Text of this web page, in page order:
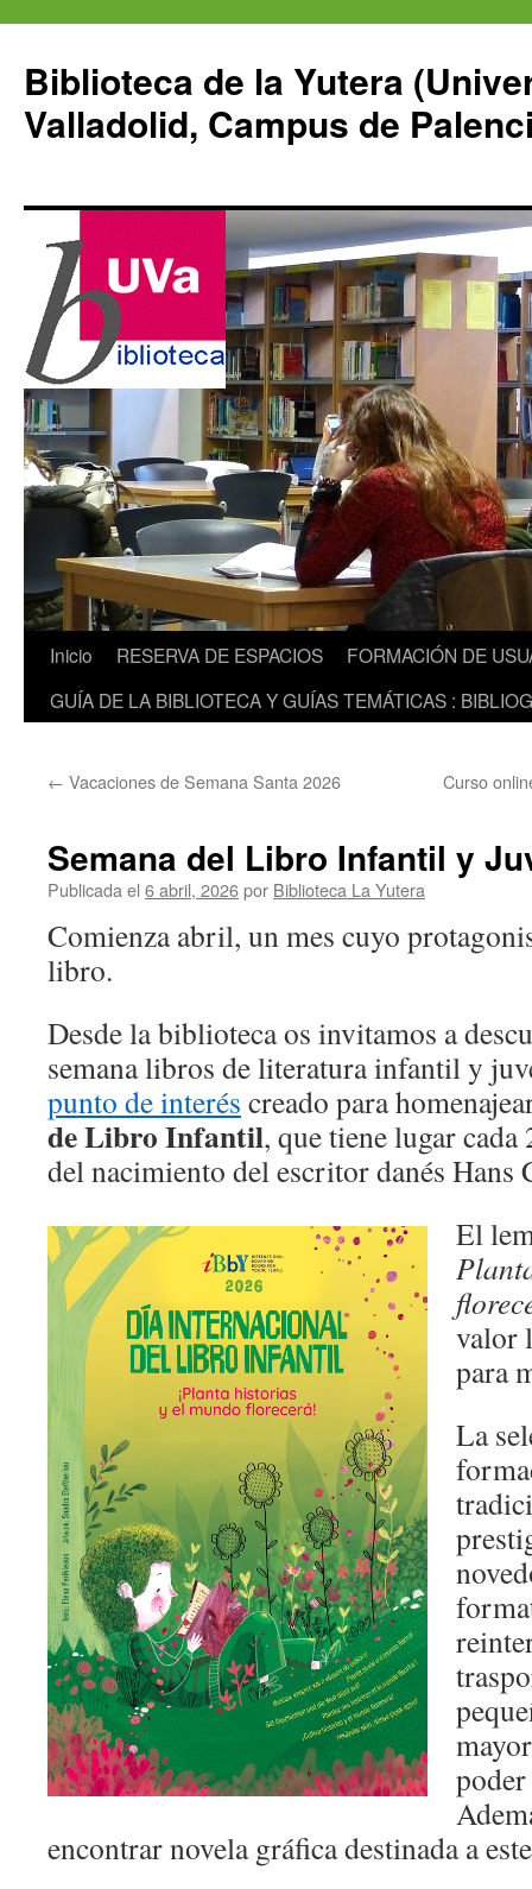
contenido
Biblioteca de la Yutera
Valladolid, Campus de
Inicio RESERVA DE ESPACIOS
FORMACIÓN DE
GUÍA DE LA BIBLIOTECA Y GUÍAS TEMÁTICAS :
← Vacaciones de Semana Santa 2026 Curso
Semana del Libro Infantil y
Publicada el 6 abril, 2026por Biblioteca La Yutera
Comienza abril, un mes cuyo
libro.
Desde la biblioteca os invitamos a
semana libros de literatura infantil y
punto de interés creado para
de Libro Infantil, que tiene lugar
del nacimiento del escritor danés Hans
El
valor
para
La
encontrar novela gráfica destinada a